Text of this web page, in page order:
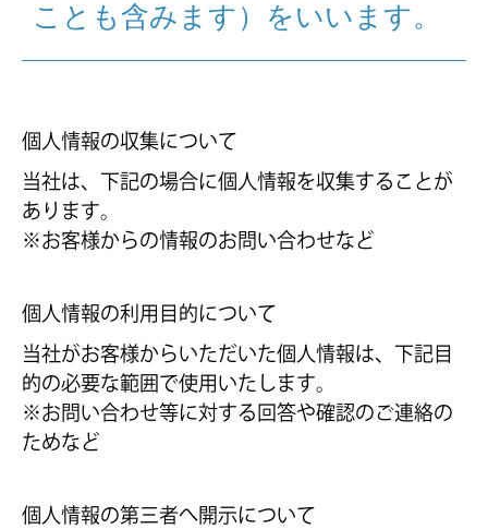
ことも含みます）をいいます。
個人情報の収集について
当社は、下記の場合に個人情報を収集することが
あります。
※お客様からの情報のお問い合わせなど
個人情報の利用目的について
当社がお客様からいただいた個人情報は、下記目
的の必要な範囲で使用いたします。
※お問い合わせ等に対する回答や確認のご連絡の
ためなど
個人情報の第三者へ開示について